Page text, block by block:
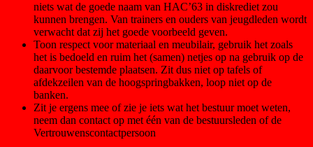
niets wat de goede naam van HAC’63 in diskrediet zou
kunnen brengen. Van trainers en ouders van jeugdleden wordt
verwacht dat zij het goede voorbeeld geven.
Toon respect voor materiaal en meubilair, gebruik het zoals
het is bedoeld en ruim het (samen) netjes op na gebruik op de
daarvoor bestemde plaatsen. Zit dus niet op tafels of
afdekzeilen van de hoogspringbakken, loop niet op de
banken.
Zit je ergens mee of zie je iets wat het bestuur moet weten,
neem dan contact op met één van de bestuursleden of de
Vertrouwenscontactpersoon